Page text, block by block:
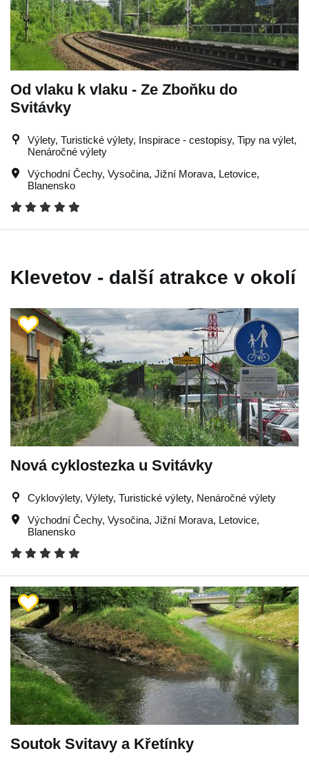
Od vlaku k vlaku - Ze Zboňku do
Svitávky
Výlety, Turistické výlety, Inspirace - cestopisy, Tipy na výlet,
Nenáročné výlety
Východní Čechy, Vysočina, Jižní Morava, Letovice,
Blanensko
Klevetov - další atrakce v okolí
Nová cyklostezka u Svitávky
Cyklovýlety, Výlety, Turistické výlety, Nenáročné výlety
Východní Čechy, Vysočina, Jižní Morava, Letovice,
Blanensko
Soutok Svitavy a Křetínky